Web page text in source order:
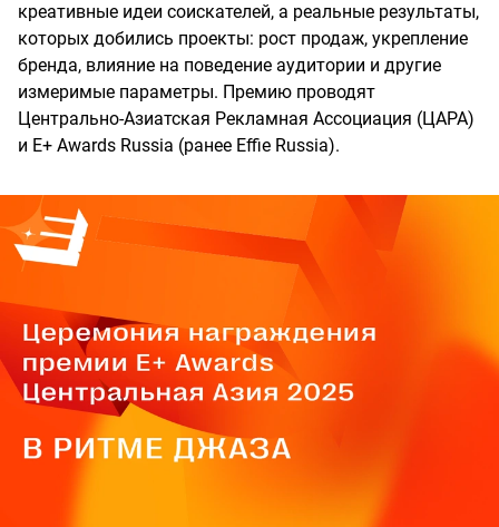
креативные идеи соискателей, а реальные результаты,
которых добились проекты: рост продаж, укрепление
бренда, влияние на поведение аудитории и другие
измеримые параметры. Премию проводят
Центрально-Азиатская Рекламная Ассоциация (ЦАРА)
и E+ Awards Russia (ранее Effie Russia).